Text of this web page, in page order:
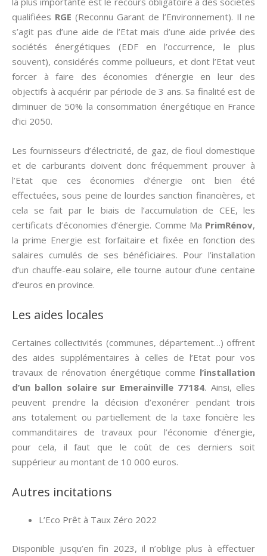
qualifiées RGE (Reconnu Garant de l’Environnement). Il ne
s’agit pas d’une aide de l’Etat mais d’une aide privée des
sociétés énergétiques (EDF en l’occurrence, le plus
souvent), considérés comme pollueurs, et dont l’Etat veut
forcer à faire des économies d’énergie en leur des
objectifs à acquérir par période de 3 ans. Sa finalité est de
diminuer de 50% la consommation énergétique en France
d’ici 2050.
Les fournisseurs d’électricité, de gaz, de fioul domestique
et de carburants doivent donc fréquemment prouver à
l’Etat que ces économies d’énergie ont bien été
effectuées, sous peine de lourdes sanction financières, et
cela se fait par le biais de l’accumulation de CEE, les
certificats d’économies d’énergie. Comme Ma PrimRénov,
la prime Energie est forfaitaire et fixée en fonction des
salaires cumulés de ses bénéficiaires. Pour l’installation
d’un chauffe-eau solaire, elle tourne autour d’une centaine
d’euros en province.
Les aides locales
Certaines collectivités (communes, département…) offrent
des aides supplémentaires à celles de l’Etat pour vos
travaux de rénovation énergétique comme l’installation
d’un ballon solaire sur Emerainville 77184. Ainsi, elles
peuvent prendre la décision d’exonérer pendant trois
ans totalement ou partiellement de la taxe foncière les
commanditaires de travaux pour l’économie d’énergie,
pour cela, il faut que le coût de ces derniers soit
suppérieur au montant de 10 000 euros.
Autres incitations
L’Eco Prêt à Taux Zéro 2022
Disponible jusqu’en fin 2023, il n’oblige plus à effectuer